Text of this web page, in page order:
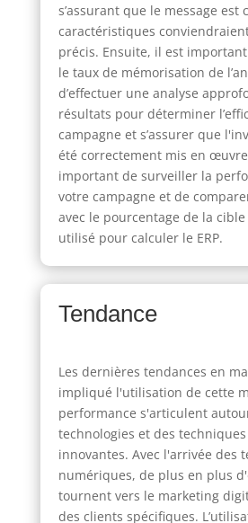
s’assurant que le message est
caractéristiques
précis. Ensuite, il est
le taux de mémorisation de
d’effectuer une analyse
résultats pour déterminer
campagne et s’assurer que
été correctement mis en
important de surveiller la
votre campagne et de
avec le pourcentage de la
utilisé pour calculer le ERP.
Tendance
Les dernières tendances en
impliqué l'utilisation de cette
performance s'articulent
technologies et des
innovantes. Avec l'arrivée des
numériques, de plus en plus
tournent vers le marketing
des clients spécifiques.